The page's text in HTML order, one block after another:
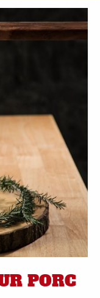
PORC